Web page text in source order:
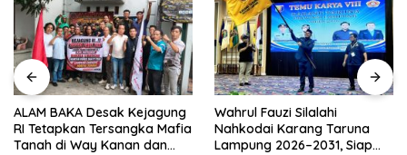
ALAM BAKA Desak Kejagung
RI Tetapkan Tersangka Mafia
Tanah di Way Kanan dan
Wahrul Fauzi Silalahi
Nahkodai Karang Taruna
Lampung 2026–2031, Siap